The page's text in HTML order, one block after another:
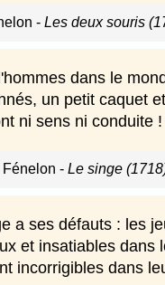
- Les deux souris
dans le
un petit caquet
ni sens ni conduite !
Fénelon - Le singe
a ses défauts : les
et insatiables dans
incorrigibles dans